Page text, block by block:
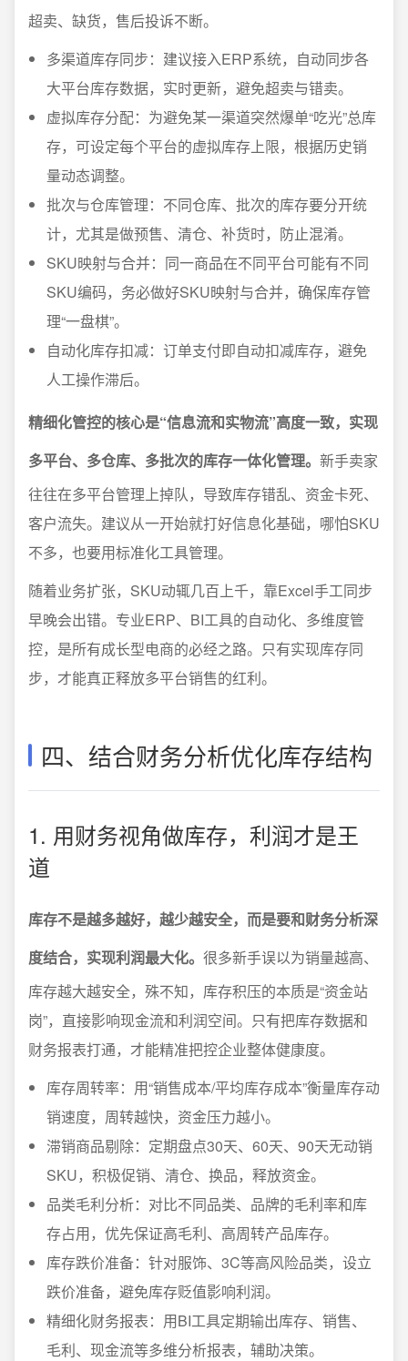
超卖、缺货，售后投诉不断。
多渠道库存同步：建议接入ERP系统，自动同步各
大平台库存数据，实时更新，避免超卖与错卖。
虚拟库存分配：为避免某一渠道突然爆单“吃光”总库
存，可设定每个平台的虚拟库存上限，根据历史销
量动态调整。
批次与仓库管理：不同仓库、批次的库存要分开统
计，尤其是做预售、清仓、补货时，防止混淆。
SKU映射与合并：同一商品在不同平台可能有不同
SKU编码，务必做好SKU映射与合并，确保库存管
理“一盘棋”。
自动化库存扣减：订单支付即自动扣减库存，避免
人工操作滞后。
精细化管控的核心是“信息流和实物流”高度一致，实现
多平台、多仓库、多批次的库存一体化管理。 新手卖家
往往在多平台管理上掉队，导致库存错乱、资金卡死、
客户流失。建议从一开始就打好信息化基础，哪怕SKU
不多，也要用标准化工具管理。
随着业务扩张，SKU动辄几百上千，靠Excel手工同步
早晚会出错。专业ERP、BI工具的自动化、多维度管
控，是所有成长型电商的必经之路。只有实现库存同
步，才能真正释放多平台销售的红利。
四、结合财务分析优化库存结构
1. 用财务视角做库存，利润才是王
道
库存不是越多越好，越少越安全，而是要和财务分析深
度结合，实现利润最大化。 很多新手误以为销量越高、
库存越大越安全，殊不知，库存积压的本质是“资金站
岗”，直接影响现金流和利润空间。只有把库存数据和
财务报表打通，才能精准把控企业整体健康度。
库存周转率：用“销售成本/平均库存成本”衡量库存动
销速度，周转越快，资金压力越小。
滞销商品剔除：定期盘点30天、60天、90天无动销
SKU，积极促销、清仓、换品，释放资金。
品类毛利分析：对比不同品类、品牌的毛利率和库
存占用，优先保证高毛利、高周转产品库存。
库存跌价准备：针对服饰、3C等高风险品类，设立
跌价准备，避免库存贬值影响利润。
精细化财务报表：用BI工具定期输出库存、销售、
毛利、现金流等多维分析报表，辅助决策。